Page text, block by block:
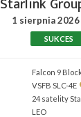
1 sierpnia 2026
SUKCES
Falcon 9
VSFB SLC-4E
24 satelity
LEO